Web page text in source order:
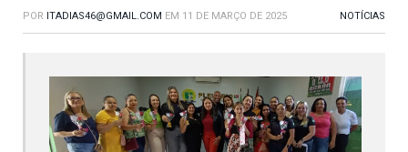
POR ITADIAS46@GMAIL.COM EM 11 DE MARÇO DE 2025 NOTÍCIAS